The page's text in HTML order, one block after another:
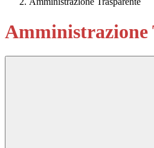
Amministrazione